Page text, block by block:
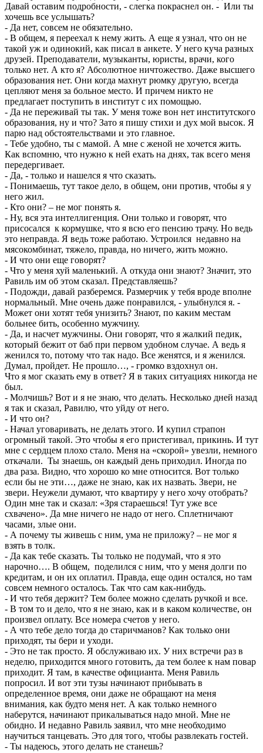
Давай оставим подробности, - слегка покраснел он. - Или ты
хочешь все услышать?
- Да нет, совсем не обязательно.
- В общем, я переехал к нему жить. А еще я узнал, что он не
такой уж и одинокий, как писал в анкете. У него куча разных
друзей. Преподаватели, музыканты, юристы, врачи, кого
только нет. А кто я? Абсолютное ничтожество. Даже высшего
образования нет. Они когда махнут рюмку другую, всегда
цепляют меня за больное место. И причем никто не
предлагает поступить в институт с их помощью.
- Да не переживай ты так. У меня тоже вон нет институтского
образования, ну и что? Зато я пишу стихи и дух мой высок. Я
парю над обстоятельствами и это главное.
- Тебе удобно, ты с мамой. А мне с женой не хочется жить.
Как вспомню, что нужно к ней ехать на днях, так всего меня
передергивает.
- Да, - только и нашелся я что сказать.
- Понимаешь, тут такое дело, в общем, они против, чтобы я у
него жил.
- Кто они? – не мог понять я.
- Ну, вся эта интеллигенция. Они только и говорят, что
присосался к кормушке, что я всю его пенсию трачу. Но ведь
это неправда. Я ведь тоже работаю. Устроился недавно на
мясокомбинат, тяжело, правда, но ничего, жить можно.
- И что они еще говорят?
- Что у меня хуй маленький. А откуда они знают? Значит, это
Равиль им об этом сказал. Представляешь?
- Подожди, давай разберемся. Размерчик у тебя вроде вполне
нормальный. Мне очень даже понравился, - улыбнулся я. -
Может они хотят тебя унизить? Знают, по каким местам
больнее бить, особенно мужчину.
- Да, и насчет мужчины. Они говорят, что я жалкий педик,
который бежит от баб при первом удобном случае. А ведь я
женился то, потому что так надо. Все женятся, и я женился.
Думал, пройдет. Не прошло…, - громко вздохнул он.
Что я мог сказать ему в ответ? Я в таких ситуациях никогда не
был.
- Молчишь? Вот и я не знаю, что делать. Несколько дней назад
я так и сказал, Равилю, что уйду от него.
- И что он?
- Начал уговаривать, не делать этого. И купил страпон
огромный такой. Это чтобы я его пристегивал, прикинь. И тут
мне с сердцем плохо стало. Меня на «скорой» увезли, немного
откачали. Ты знаешь, он каждый день приходил. Иногда по
два раза. Видно, что хорошо ко мне относится. Вот только
если бы не эти…, даже не знаю, как их назвать. Звери, не
звери. Неужели думают, что квартиру у него хочу отобрать?
Один мне так и сказал: «Зря стараешься! Тут уже все
схвачено». Да мне ничего не надо от него. Сплетничают
часами, злые они.
- А почему ты живешь с ним, ума не приложу? – не мог я
взять в толк.
- Да как тебе сказать. Ты только не подумай, что я это
нарочно…. В общем, поделился с ним, что у меня долги по
кредитам, и он их оплатил. Правда, еще один остался, но там
совсем немного осталось. Так что сам как-нибудь.
- И что тебя держит? Тем более можно сделать ручкой и все.
- В том то и дело, что я не знаю, как и в каком количестве, он
произвел оплату. Все номера счетов у него.
- А что тебе дело тогда до старичманов? Как только они
приходят, ты бери и уходи.
- Это не так просто. Я обслуживаю их. У них встречи раз в
неделю, приходится много готовить, да тем более к нам повар
приходит. Я там, в качестве официанта. Меня Равиль
попросил. И вот эти тузы начинают прибывать в
определенное время, они даже не обращают на меня
внимания, как будто меня нет. А как только немного
наберутся, начинают прикалываться надо мной. Мне не
обидно. И недавно Равиль заявил, что мне необходимо
научиться танцевать. Это для того, чтобы развлекать гостей.
- Ты надеюсь, этого делать не станешь?